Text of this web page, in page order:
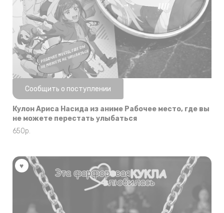
Нет в наличии
Сообщить о поступлении
Кулон Ариса Насида из аниме Рабочее место, где вы
не можете перестать улыбаться
650р.